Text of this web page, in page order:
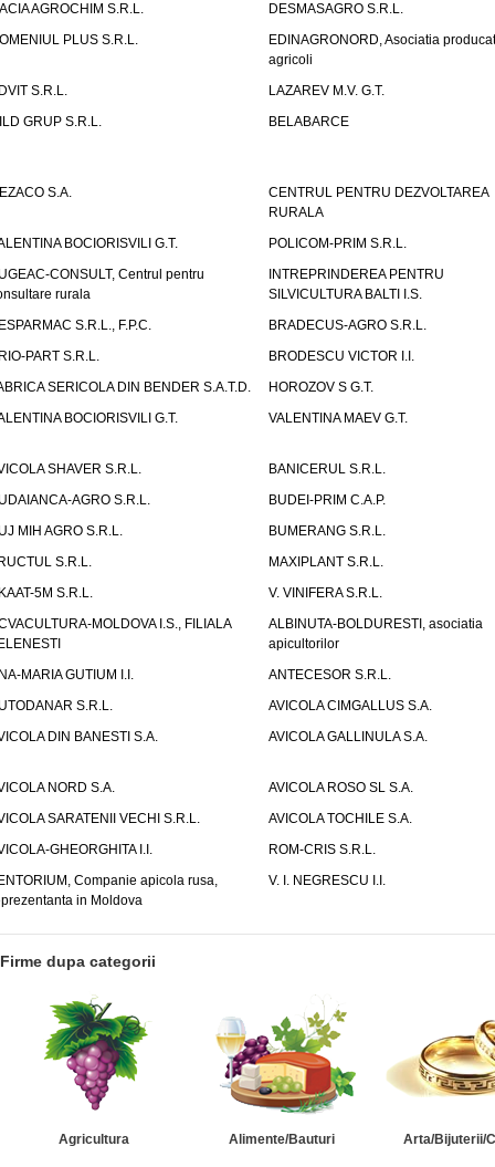
AGROCHIM S.R.L.
DESMASAGRO S.R.L.
PLUS S.R.L.
EDINAGRONORD, Asociatia
agricoli
S.R.L.
LAZAREV M.V. G.T.
GRUP S.R.L.
BELABARCE
S.A.
CENTRUL PENTRU DEZVOLTAREA
RURALA
BOCIORISVILI G.T.
POLICOM-PRIM S.R.L.
CONSULT, Centrul pentru
rurala
INTREPRINDEREA PENTRU
SILVICULTURA BALTI I.S.
S.R.L., F.P.C.
BRADECUS-AGRO S.R.L.
PART S.R.L.
BRODESCU VICTOR I.I.
SERICOLA DIN BENDER S.A.T.D.
HOROZOV S G.T.
BOCIORISVILI G.T.
VALENTINA MAEV G.T.
SHAVER S.R.L.
BANICERUL S.R.L.
AGRO S.R.L.
BUDEI-PRIM C.A.P.
MIH AGRO S.R.L.
BUMERANG S.R.L.
S.R.L.
MAXIPLANT S.R.L.
5M S.R.L.
V. VINIFERA S.R.L.
MOLDOVA I.S., FILIALA
ALBINUTA-BOLDURESTI, asociatia
apicultorilor
MARIA GUTIUM I.I.
ANTECESOR S.R.L.
S.R.L.
AVICOLA CIMGALLUS S.A.
DIN BANESTI S.A.
AVICOLA GALLINULA S.A.
NORD S.A.
AVICOLA ROSO SL S.A.
SARATENII VECHI S.R.L.
AVICOLA TOCHILE S.A.
GHEORGHITA I.I.
ROM-CRIS S.R.L.
Companie apicola rusa,
in Moldova
V. I. NEGRESCU I.I.
Firme dupa categorii
Agricultura Alimente/Bauturi Arta/Bijuterii/